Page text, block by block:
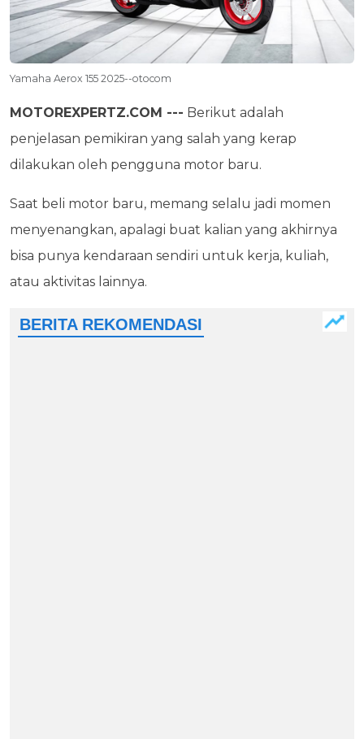
Yamaha Aerox 155 2025--otocom
MOTOREXPERTZ.COM --- Berikut adalah
penjelasan pemikiran yang salah yang kerap
dilakukan oleh pengguna motor baru.
Saat beli motor baru, memang selalu jadi momen
menyenangkan, apalagi buat kalian yang akhirnya
bisa punya kendaraan sendiri untuk kerja, kuliah,
atau aktivitas lainnya.